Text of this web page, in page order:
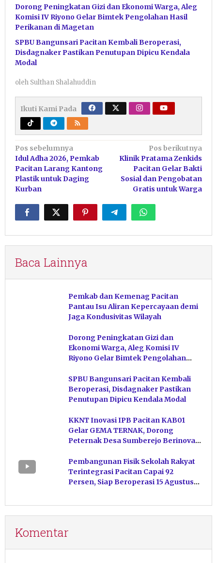
Dorong Peningkatan Gizi dan Ekonomi Warga, Aleg
Komisi IV Riyono Gelar Bimtek Pengolahan Hasil
Perikanan di Magetan
SPBU Bangunsari Pacitan Kembali Beroperasi,
Disdagnaker Pastikan Penutupan Dipicu Kendala
Modal
oleh Sulthan Shalahuddin
Ikuti Kami Pada
Navigasi
pos
Pos sebelumnya
Idul Adha 2026, Pemkab
Pacitan Larang Kantong
Plastik untuk Daging
Kurban
Pos berikutnya
Klinik Pratama Zenkids
Pacitan Gelar Bakti
Sosial dan Pengobatan
Gratis untuk Warga
Baca Lainnya
Pemkab dan Kemenag Pacitan
Pantau Isu Aliran Kepercayaan demi
Jaga Kondusivitas Wilayah
Dorong Peningkatan Gizi dan
Ekonomi Warga, Aleg Komisi IV
Riyono Gelar Bimtek Pengolahan
SPBU Bangunsari Pacitan Kembali
Beroperasi, Disdagnaker Pastikan
Penutupan Dipicu Kendala Modal
KKNT Inovasi IPB Pacitan KAB01
Gelar GEMA TERNAK, Dorong
Peternak Desa Sumberejo Berinovasi
Pembangunan Fisik Sekolah Rakyat
Terintegrasi Pacitan Capai 92
Persen, Siap Beroperasi 15 Agustus
Komentar